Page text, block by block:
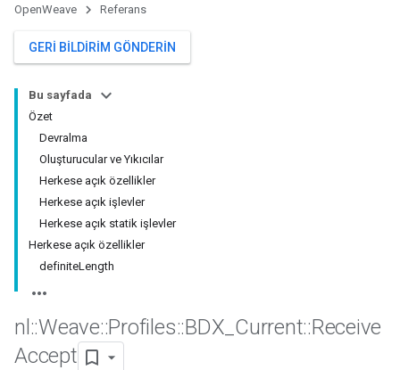
OpenWeave Referans
GERI BILDIRIM GÖNDERIN
Bu sayfada
Özet
Devralma
Oluşturucular ve Yıkıcılar
Herkese açık özellikler
Herkese açık işlevler
Herkese açık statik işlevler
Herkese açık özellikler
definiteLength
nl ::Weave::Profiles::BDX Current::Receive
Accept